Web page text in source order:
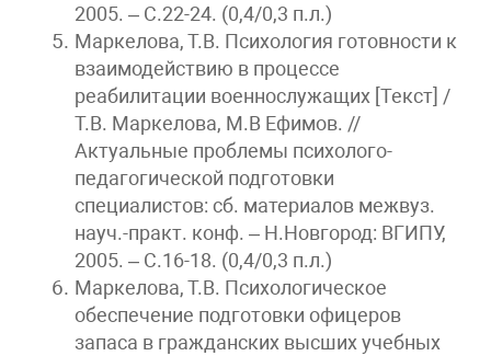
2005. – С.22-24. (0,4/0,3 п.л.)
Маркелова, Т.В. Психология готовности к
взаимодействию в процессе
реабилитации военнослужащих [Текст] /
Т.В. Маркелова, М.В Ефимов. //
Актуальные проблемы психолого-
педагогической подготовки
специалистов: сб. материалов межвуз.
науч.-практ. конф. – Н.Новгород: ВГИПУ,
2005. – С.16-18. (0,4/0,3 п.л.)
Маркелова, Т.В. Психологическое
обеспечение подготовки офицеров
запаса в гражданских высших учебных